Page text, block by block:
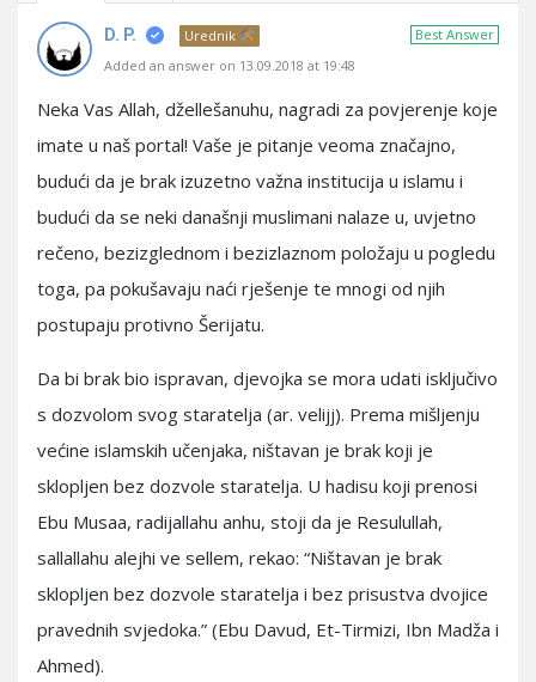
Best Answer
D. P.
Urednik
Added an answer on 13.09.2018 at 19:48
Neka Vas Allah, džellešanuhu, nagradi za povjerenje koje
imate u naš portal! Vaše je pitanje veoma značajno,
budući da je brak izuzetno važna institucija u islamu i
budući da se neki današnji muslimani nalaze u, uvjetno
rečeno, bezizglednom i bezizlaznom položaju u pogledu
toga, pa pokušavaju naći rješenje te mnogi od njih
postupaju protivno Šerijatu.
Da bi brak bio ispravan, djevojka se mora udati isključivo
s dozvolom svog staratelja (ar. velijj). Prema mišljenju
većine islamskih učenjaka, ništavan je brak koji je
sklopljen bez dozvole staratelja. U hadisu koji prenosi
Ebu Musaa, radijallahu anhu, stoji da je Resulullah,
sallallahu alejhi ve sellem, rekao: “Ništavan je brak
sklopljen bez dozvole staratelja i bez prisustva dvojice
pravednih svjedoka.” (Ebu Davud, Et-Tirmizi, Ibn Madža i
Ahmed).